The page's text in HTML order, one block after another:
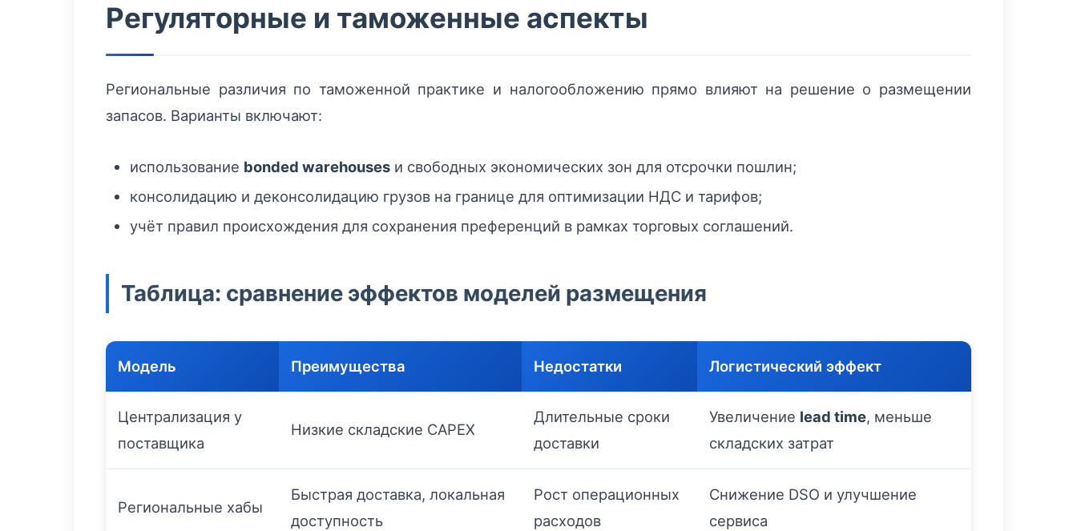
Регуляторные и таможенные аспекты
Региональные различия по таможенной практике и налогообложению прямо влияют на решение о размещении
запасов. Варианты включают:
использование bonded warehouses и свободных экономических зон для отсрочки пошлин;
консолидацию и деконсолидацию грузов на границе для оптимизации НДС и тарифов;
учёт правил происхождения для сохранения преференций в рамках торговых соглашений.
Таблица: сравнение эффектов моделей размещения
Модель Преимущества Недостатки Логистический эффект
Централизация у
поставщика
Низкие складские CAPEX
Длительные сроки
доставки
Увеличение lead time, меньше
складских затрат
Региональные хабы
Быстрая доставка, локальная
доступность
Рост операционных
расходов
Снижение DSO и улучшение
сервиса